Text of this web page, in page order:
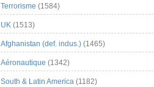
Terrorisme (1584)
UK (1513)
Afghanistan (def. indus.) (1465)
Aéronautique (1342)
South & Latin America (1182)